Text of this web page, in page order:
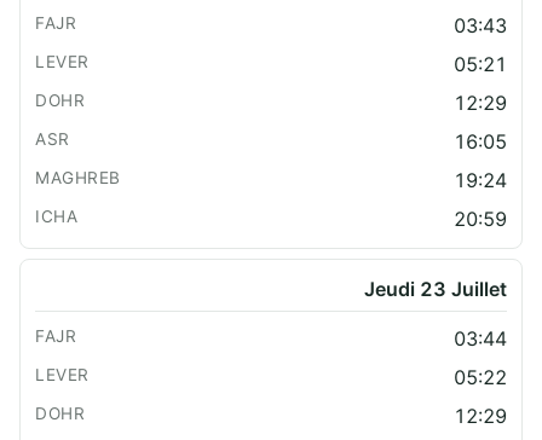
03:43
05:21
12:29
16:05
19:24
20:59
Jeudi 23 Juillet
03:44
05:22
12:29